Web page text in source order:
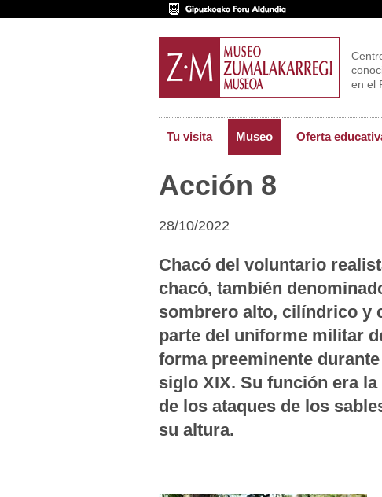
en el
Tu visita Museo Oferta
Acción 8
28/10/2022
Chacó del voluntario
chacó, también
sombrero alto, cilíndrico y
parte del uniforme militar
forma preeminente
siglo XIX. Su función era
de los ataques de los
su altura.